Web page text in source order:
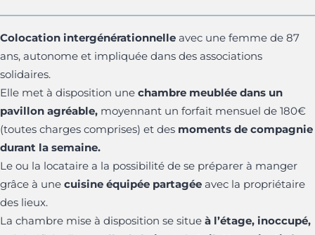
Colocation intergénérationnelle avec une femme de 87
ans, autonome et impliquée dans des associations
solidaires.
Elle met à disposition une chambre meublée dans un
pavillon agréable, moyennant un forfait mensuel de 180€
(toutes charges comprises) et des moments de compagnie
durant la semaine.
Le ou la locataire a la possibilité de se préparer à manger
grâce à une cuisine équipée partagée avec la propriétaire
des lieux.
La chambre mise à disposition se situe à l’étage, inoccupé,